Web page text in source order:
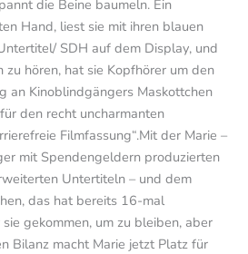
die Beine baumeln. Ein
Hand, liest sie mit ihren blauen
SDH auf dem Display, und
hören, hat sie Kopfhörer um den
an Kinoblindgängers Maskottchen
den recht uncharmanten
Filmfassung“.Mit der Marie –
mit Spendengeldern produzierten
Untertiteln – und dem
das hat bereits 16-mal
gekommen, um zu bleiben, aber
Bilanz macht Marie jetzt Platz für